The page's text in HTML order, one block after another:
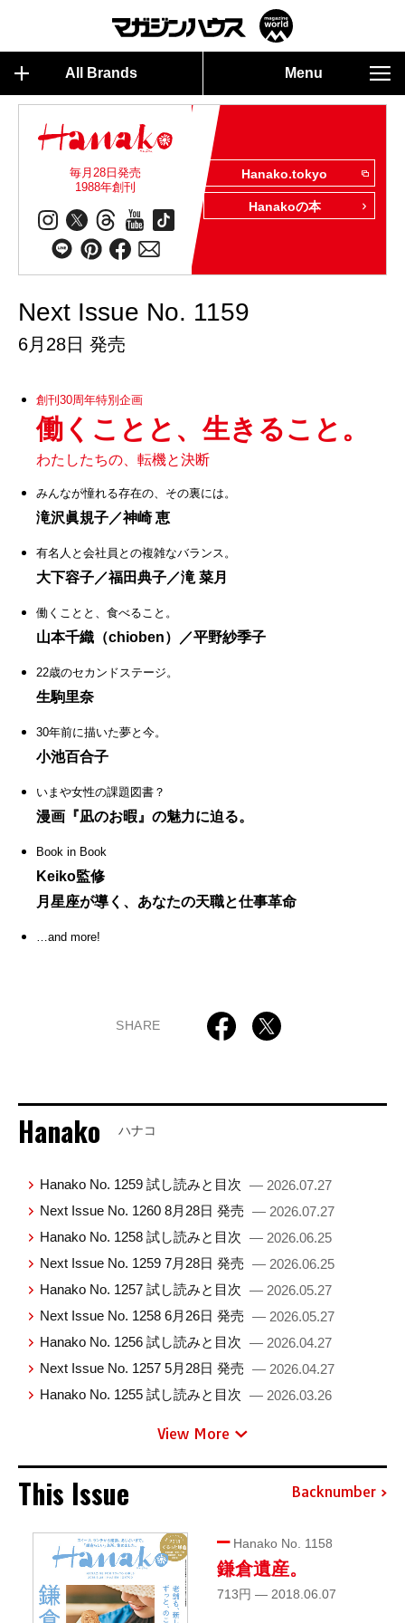
All Brands Menu
毎月28日発売
1988年創刊
Hanako.tokyo
Hanakoの本
Next Issue No. 1159
6月28日 発売
創刊30周年特別企画
働くことと、生きること。
わたしたちの、転機と決断
みんなが憧れる存在の、その裏には。
滝沢眞規子／神崎 恵
有名人と会社員との複雑なバランス。
大下容子／福田典子／滝 菜月
働くことと、食べること。
山本千織（chioben）／平野紗季子
22歳のセカンドステージ。
生駒里奈
30年前に描いた夢と今。
小池百合子
いまや女性の課題図書？
漫画『凪のお暇』の魅力に迫る。
Book in Book
Keiko監修
月星座が導く、あなたの天職と仕事革命
…and more!
SHARE
Hanako ハナコ
Hanako No. 1259 試し読みと目次 — 2026.07.27
Next Issue No. 1260 8月28日 発売 — 2026.07.27
Hanako No. 1258 試し読みと目次 — 2026.06.25
Next Issue No. 1259 7月28日 発売 — 2026.06.25
Hanako No. 1257 試し読みと目次 — 2026.05.27
Next Issue No. 1258 6月26日 発売 — 2026.05.27
Hanako No. 1256 試し読みと目次 — 2026.04.27
Next Issue No. 1257 5月28日 発売 — 2026.04.27
Hanako No. 1255 試し読みと目次 — 2026.03.26
View More
This Issue Backnumber
Hanako No. 1158
鎌倉遺産。
713円 — 2018.06.07